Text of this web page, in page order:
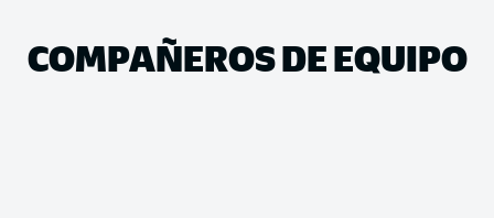
COMPAÑEROS DE EQUIPO